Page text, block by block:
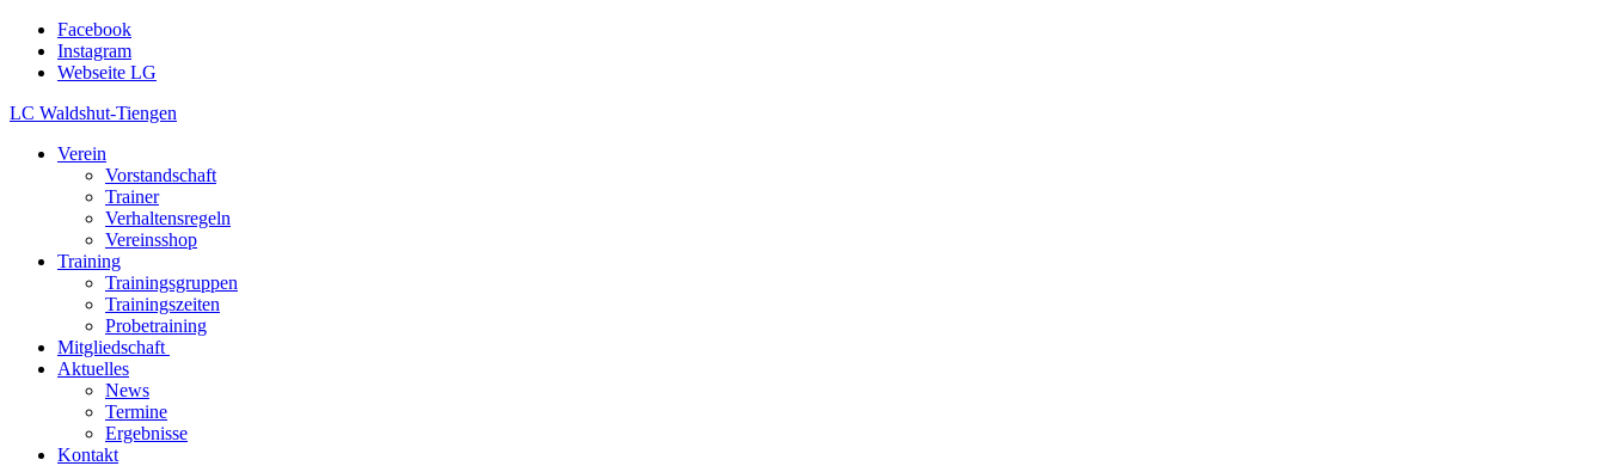
Facebook
Instagram
Webseite LG
LC Waldshut-Tiengen
Verein
Vorstandschaft
Trainer
Verhaltensregeln
Vereinsshop
Training
Trainingsgruppen
Trainingszeiten
Probetraining
Mitgliedschaft
Aktuelles
News
Termine
Ergebnisse
Kontakt